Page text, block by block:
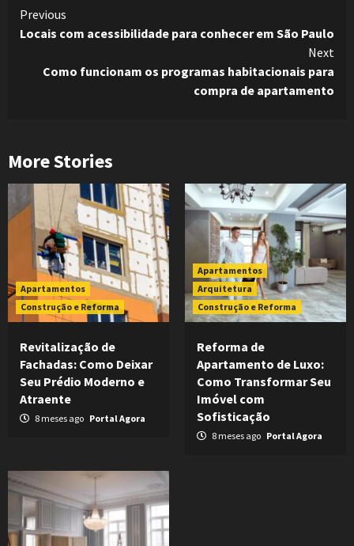
Continue
Reading
Previous
Locais com acessibilidade para conhecer em São Paulo
Next
Como funcionam os programas habitacionais para
compra de apartamento
More Stories
Apartamentos
Construção e Reforma
Revitalização de
Fachadas: Como Deixar
Seu Prédio Moderno e
Atraente
8 meses ago Portal Agora
Apartamentos
Arquitetura
Construção e Reforma
Reforma de
Apartamento de Luxo:
Como Transformar Seu
Imóvel com
Sofisticação
8 meses ago Portal Agora